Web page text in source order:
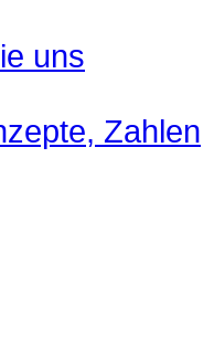
uns
Zahlen